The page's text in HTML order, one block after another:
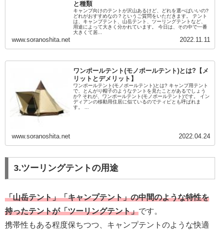
と種類
キャンプ向けのテントが沢山あるけど、どれを選べばいいの?
どれがおすすめなの？というご質問をいただきます。 テント
は、キャンプテント、山岳テント、ツーリングテントなど、
用途によって大きく分かれています。 今日は、その中で一番
大きくて居...
www.soranoshita.net 2022.11.11
ワンポールテント(モノポールテント)とは?【メ
リットとデメリット】
ワンポールテント(モノポールテント)とは? キャンプ用テント
で、とんがり帽子のようなテントを見たことがあるでしょう
か? それが、ワンポールテント(モノポールテント)です。 イン
ディアンの移動用住居に似ているのでティピとも呼ばれま
す。 ...
www.soranoshita.net 2022.04.24
3.ツーリングテントの用途
「山岳テント」「キャンプテント」の中間のような特性を
持ったテントが「ツーリングテント」です。
携帯性もある程度保ちつつ、キャンプテントのような快適